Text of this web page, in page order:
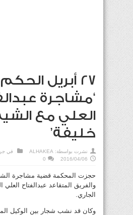
27 أبريل
‘مشاجرة
العلي مع
خليفة’
نشرت بواسطة: ALHAKEA في
2016/04/06
0
حجزت المحكمة قضية مشاجرة
الجاري.
وكان قد نشب شجار بين الوكيل